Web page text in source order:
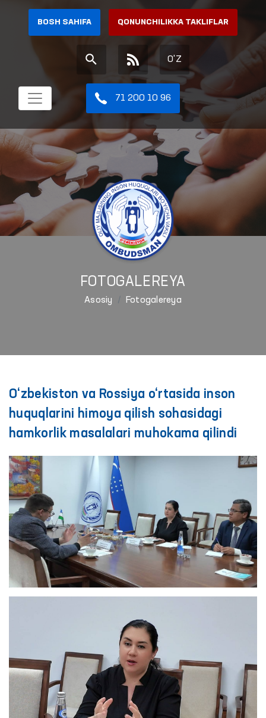
BOSH SAHIFA QONUNCHILIKKA TAKLIFLAR
O'Z
71 200 10 96
FOTOGALEREYA
Asosiy Fotogalereya
O‘zbekiston va Rossiya o‘rtasida inson
huquqlarini himoya qilish sohasidagi
hamkorlik masalalari muhokama qilindi